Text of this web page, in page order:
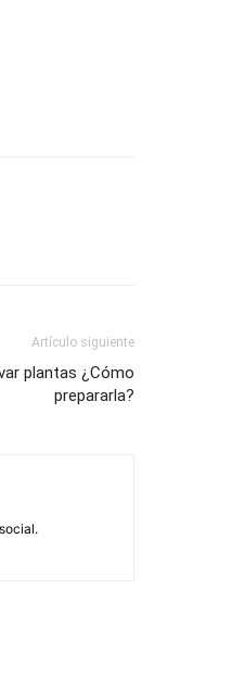
Artículo siguiente
plantas ¿Cómo
prepararla?